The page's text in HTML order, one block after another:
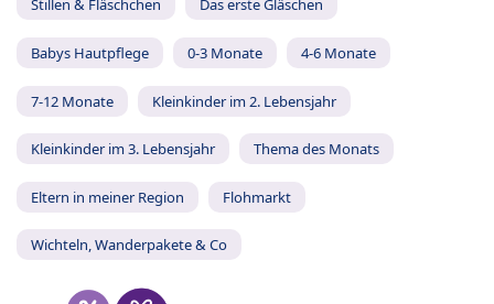
Stillen & Fläschchen Das erste Gläschen
Babys Hautpflege 0-3 Monate 4-6 Monate
7-12 Monate Kleinkinder im 2. Lebensjahr
Kleinkinder im 3. Lebensjahr Thema des Monats
Eltern in meiner Region Flohmarkt
Wichteln, Wanderpakete & Co